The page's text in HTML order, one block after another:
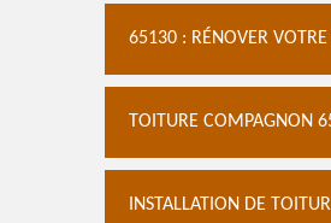
65130 : RÉNOVER VOTRE
TOITURE COMPAGNON
INSTALLATION DE